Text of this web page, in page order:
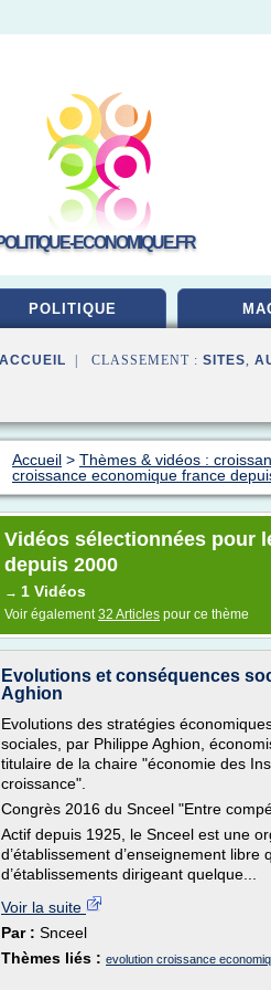
ECONOMIQUE.FR
POLITIQUE
ACCUEIL | CLASSEMENT : SITES,
Accueil > Thèmes & vidéos :
croissance economique france
Vidéos sélectionnées pour
depuis 2000
→ 1 Vidéos
Voir également32 Articles pour ce thème
Evolutions et conséquences
Aghion
Evolutions des stratégies
sociales, par Philippe Aghion,
titulaire de la chaire "économie des
croissance".
Congrès 2016 du Snceel "Entre
Actif depuis 1925, le Snceel est une
d’établissement d’enseignement
d’établissements dirigeant quelque...
Voir la suite
Par : Snceel
Thèmes liés : evolution croissance